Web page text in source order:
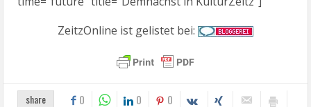
ZeitzOnline ist gelistet bei:
share 0 0 0